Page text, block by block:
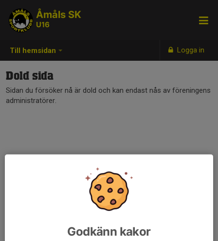
Till hemsidan Logga in
Åmåls SK
U16
Dold sida
Sidan du försöker nå är dold och kan endast nås av föreningens
administratörer.
Godkänn kakor